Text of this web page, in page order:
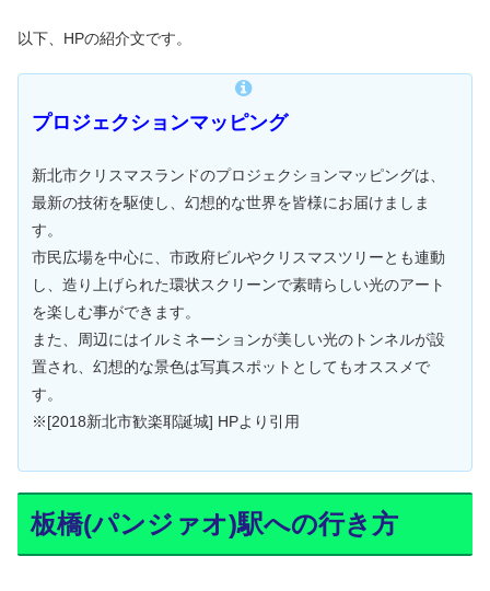
以下、HPの紹介文です。
プロジェクションマッピング
新北市クリスマスランドのプロジェクションマッピングは、
最新の技術を駆使し、幻想的な世界を皆様にお届けましま
す。
市民広場を中心に、市政府ビルやクリスマスツリーとも連動
し、造り上げられた環状スクリーンで素晴らしい光のアート
を楽しむ事ができます。
また、周辺にはイルミネーションが美しい光のトンネルが設
置され、幻想的な景色は写真スポットとしてもオススメで
す。
※[2018新北市歓楽耶誕城] HPより引用
板橋(パンジァオ)駅への行き方